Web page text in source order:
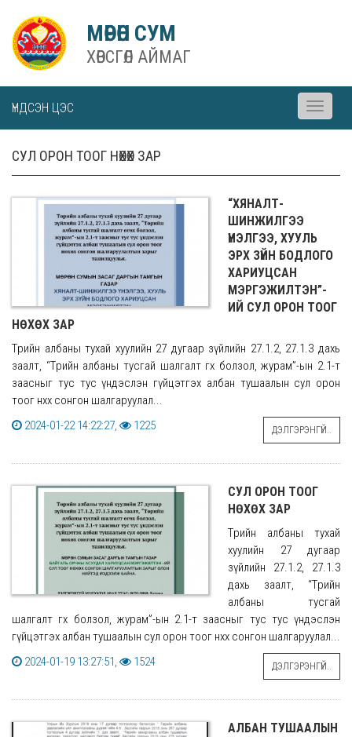
МӨРӨН СУМ
ХӨВСГӨЛ АЙМАГ
ҮНДСЭН ЦЭС
Toggle
СУЛ ОРОН ТООГ НӨХӨХ ЗАР
“ХЯНАЛТ-
ШИНЖИЛГЭЭ
ҮНЭЛГЭЭ, ХУУЛЬ
ЭРХ ЗҮЙН БОДЛОГО
ХАРИУЦСАН
МЭРГЭЖИЛТЭН”-
ИЙ СУЛ ОРОН ТООГ
НӨХӨХ ЗАР
Төрийн албаны тухай хуулийн 27 дугаар зүйлийн 27.1.2, 27.1.3 дахь
заалт, “Төрийн албаны тусгай шалгалт өгөх болзол, журам”-ын 2.1-т
заасныг тус тус үндэслэн гүйцэтгэх албан тушаалын сул орон
тоог нөхөх сонгон шалгаруулал...
2024-01-22 14:22:27,
1225 ДЭЛГЭРЭНГҮЙ..
СУЛ ОРОН ТООГ
НӨХӨХ ЗАР
Төрийн албаны тухай
хуулийн 27 дугаар
зүйлийн 27.1.2, 27.1.3
дахь заалт, “Төрийн
албаны тусгай
шалгалт өгөх болзол, журам”-ын 2.1-т заасныг тус тус үндэслэн
гүйцэтгэх албан тушаалын сул орон тоог нөхөх сонгон шалгаруулал...
2024-01-19 13:27:51,
1524 ДЭЛГЭРЭНГҮЙ..
АЛБАН ТУШААЛЫН